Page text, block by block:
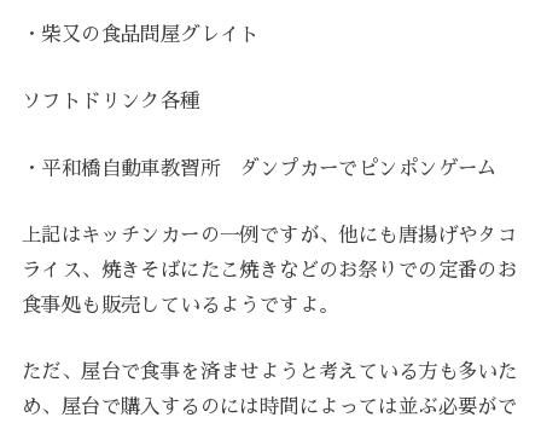
・柴又の食品問屋グレイト
ソフトドリンク各種
・平和橋自動車教習所 ダンプカーでピンポンゲーム
上記はキッチンカーの一例ですが、他にも唐揚げやタコ
ライス、焼きそばにたこ焼きなどのお祭りでの定番のお
食事処も販売しているようですよ。
ただ、屋台で食事を済ませようと考えている方も多いた
め、屋台で購入するのには時間によっては並ぶ必要がで